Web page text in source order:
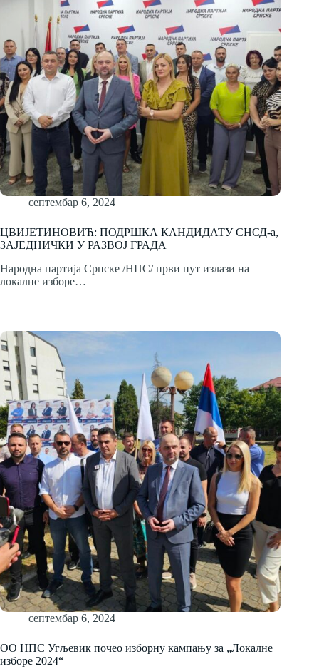
септембар 6, 2024
ЦВИЈЕТИНОВИЋ: ПОДРШКА КАНДИДАТУ СНСД-а,
ЗАЈЕДНИЧКИ У РАЗВОЈ ГРАДА
Народна партија Српске /НПС/ први пут излази на
локалне изборе…
септембар 6, 2024
ОО НПС Угљевик почео изборну кампању за „Локалне
изборе 2024“